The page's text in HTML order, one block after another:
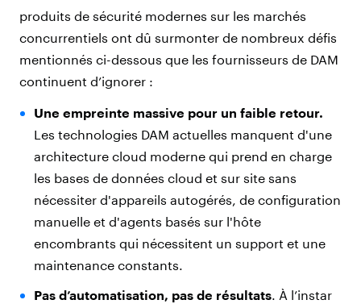
produits de sécurité modernes sur les marchés
concurrentiels ont dû surmonter de nombreux défis
mentionnés ci-dessous que les fournisseurs de DAM
continuent d’ignorer :
Une empreinte massive pour un faible retour.
Les technologies DAM actuelles manquent d'une
architecture cloud moderne qui prend en charge
les bases de données cloud et sur site sans
nécessiter d'appareils autogérés, de configuration
manuelle et d'agents basés sur l'hôte
encombrants qui nécessitent un support et une
maintenance constants.
Pas d’automatisation, pas de résultats. À l’instar